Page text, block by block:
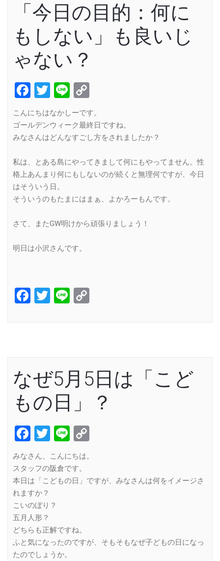
「今日の目的：何に
もしない」も良いじ
ゃない？
Facebook
Twitter
Line
Link
こんにちはなかしーです。
ゴールデンウィーク最終日ですね。
みなさんはどんなすごし方をされましたか？
私は、とある島にやってきまして何にもやってません。性
格上あんまり何にもしないのが続くと無理何ですが、今日
はそういう日。
そういうのもたまにはまぁ、よかろーもんです。
さて、またGW明けから頑張りましょう！
明日は小沢さんです。
Facebook
Twitter
Line
なぜ5月5日は「こど
もの日」？
Facebook
Twitter
Line
みなさん、こんにちは。
スタッフの阪倉です。
本日は「こどもの日」ですが、みなさんは何をイメージさ
れますか？
こいのぼり？
五月人形？
どちらも正解ですね。
ふと気になったのですが、そもそもなぜ子どもの日になっ
たのでしょうか。